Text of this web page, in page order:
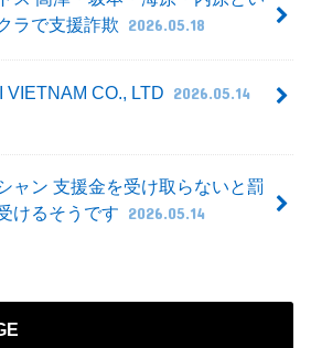
ラで支援詐欺 2026.05.18
VIETNAM CO., LTD 2026.05.14
ャン 支援金を受け取らないと罰
けるそうです 2026.05.14